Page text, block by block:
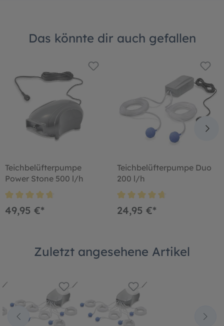
Das könnte dir auch gefallen
Teichbelüfterpumpe
Power Stone 500 l/h
49,95 €*
Teichbelüfterpumpe Duo
200 l/h
24,95 €*
Zuletzt angesehene Artikel